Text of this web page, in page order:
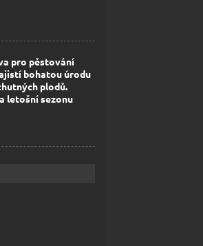
pro pěstování
bohatou úrodu
plodů.
letošní sezonu